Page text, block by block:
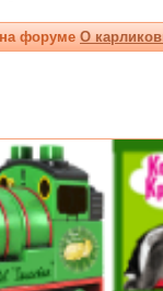
на форумеО